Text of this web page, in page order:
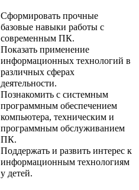
Сформировать прочные
базовые навыки работы с
современным ПК.
Показать применение
информационных технологий в
различных сферах
деятельности.
Познакомить с системным
программным обеспечением
компьютера, техническим и
программным обслуживанием
ПК.
Поддержать и развить интерес к
информационным технологиям
у детей.